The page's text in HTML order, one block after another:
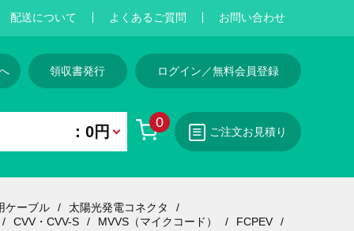
配送について よくあるご質問 お問い合わせ
領収書発行 ログイン／無料会員登録
0
：0円 ご注文お見積り
ケーブル
太陽光発電コネクタ
CVV・CVV-S
MVVS（マイクコード） FCPEV